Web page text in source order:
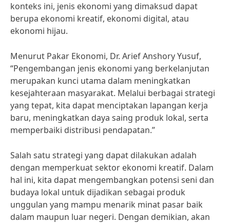
konteks ini, jenis ekonomi yang dimaksud dapat
berupa ekonomi kreatif, ekonomi digital, atau
ekonomi hijau.
Menurut Pakar Ekonomi, Dr. Arief Anshory Yusuf,
“Pengembangan jenis ekonomi yang berkelanjutan
merupakan kunci utama dalam meningkatkan
kesejahteraan masyarakat. Melalui berbagai strategi
yang tepat, kita dapat menciptakan lapangan kerja
baru, meningkatkan daya saing produk lokal, serta
memperbaiki distribusi pendapatan.”
Salah satu strategi yang dapat dilakukan adalah
dengan memperkuat sektor ekonomi kreatif. Dalam
hal ini, kita dapat mengembangkan potensi seni dan
budaya lokal untuk dijadikan sebagai produk
unggulan yang mampu menarik minat pasar baik
dalam maupun luar negeri. Dengan demikian, akan